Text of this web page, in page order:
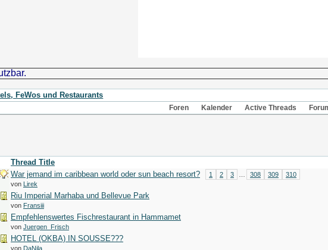
FeWos und Restaurants
Foren Kalender Active Threads
Thread Title
War jemand im caribbean world oder sun beach resort? 1 2 3 308 309
310
von Lirek
Riu Imperial Marhaba und Bellevue Park
von Fransiii
Empfehlenswertes Fischrestaurant in Hammamet
von Juergen_Frisch
HOTEL (OKBA) IN SOUSSE???
von DaNila